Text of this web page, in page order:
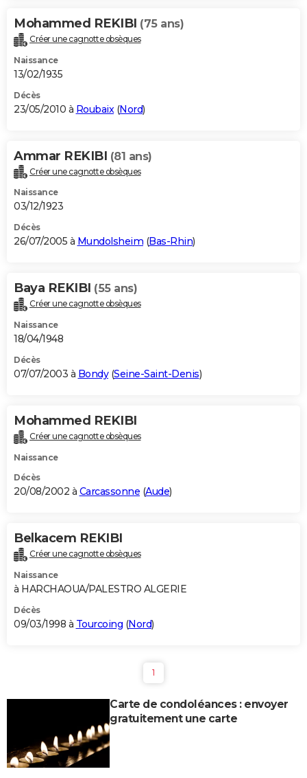
Mohammed REKIBI (75 ans)
Créer une cagnotte obsèques
Naissance
13/02/1935
Décès
23/05/2010 à Roubaix (Nord)
Ammar REKIBI (81 ans)
Créer une cagnotte obsèques
Naissance
03/12/1923
Décès
26/07/2005 à Mundolsheim (Bas-Rhin)
Baya REKIBI (55 ans)
Créer une cagnotte obsèques
Naissance
18/04/1948
Décès
07/07/2003 à Bondy(Seine-Saint-Denis)
Mohammed REKIBI
Créer une cagnotte obsèques
Naissance
Décès
20/08/2002 à Carcassonne (Aude)
Belkacem REKIBI
Créer une cagnotte obsèques
Naissance
à HARCHAOUA/PALESTRO ALGERIE
Décès
09/03/1998 à Tourcoing (Nord)
1
Carte de condoléances : envoyer
gratuitement une carte